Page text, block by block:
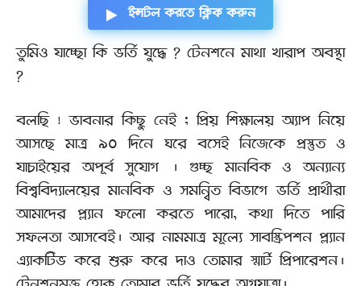
ইন্সটল করতে ক্লিক করুন
তুমিও যাচ্ছো কি ভর্তি যুদ্ধে ? টেনশনে মাথা খারাপ অবস্থা
?
বলছি ! ভাবনার কিছু নেই ; প্রিয় শিক্ষালয় অ্যাপ নিয়ে
আসছে মাত্র ৯০ দিনে ঘরে বসেই নিজেকে প্রস্তুত ও
যাচাইয়ের অপূর্ব সুযোগ । গুচ্ছ মানবিক ও অন্যান্য
বিশ্ববিদ্যালয়ের মানবিক ও সমন্বিত বিভাগে ভর্তি প্রার্থীরা
আমাদের প্ল্যান ফলো করতে পারো, কথা দিতে পারি
সফলতা আসবেই। আর নামমাত্র মূল্যে সাবস্ক্রিপশন প্ল্যান
এ্যাকটিভ করে শুরু করে দাও তোমার স্মার্ট প্রিপারেশন।